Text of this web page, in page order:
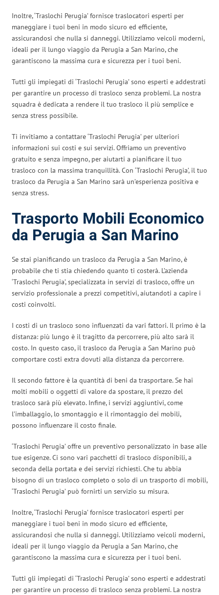
Inoltre, ‘Traslochi Perugia’ fornisce traslocatori esperti per
maneggiare i tuoi beni in modo sicuro ed efficiente,
assicurandosi che nulla si danneggi. Utilizziamo veicoli moderni,
ideali per il lungo viaggio da Perugia a San Marino, che
garantiscono la massima cura e sicurezza per i tuoi beni.
Tutti gli impiegati di ‘Traslochi Perugia’ sono esperti e addestrati
per garantire un processo di trasloco senza problemi. La nostra
squadra è dedicata a rendere il tuo trasloco il più semplice e
senza stress possibile.
Ti invitiamo a contattare ‘Traslochi Perugia’ per ulteriori
informazioni sui costi e sui servizi. Offriamo un preventivo
gratuito e senza impegno, per aiutarti a pianificare il tuo
trasloco con la massima tranquillità. Con ‘Traslochi Perugia’, il tuo
trasloco da Perugia a San Marino sarà un’esperienza positiva e
senza stress.
Trasporto Mobili Economico
da Perugia a San Marino
Se stai pianificando un trasloco da Perugia a San Marino, è
probabile che ti stia chiedendo quanto ti costerà. L’azienda
‘Traslochi Perugia’, specializzata in servizi di trasloco, offre un
servizio professionale a prezzi competitivi, aiutandoti a capire i
costi coinvolti.
I costi di un trasloco sono influenzati da vari fattori. Il primo è la
distanza: più lungo è il tragitto da percorrere, più alto sarà il
costo. In questo caso, il trasloco da Perugia a San Marino può
comportare costi extra dovuti alla distanza da percorrere.
Il secondo fattore è la quantità di beni da trasportare. Se hai
molti mobili o oggetti di valore da spostare, il prezzo del
trasloco sarà più elevato. Infine, i servizi aggiuntivi, come
l’imballaggio, lo smontaggio e il rimontaggio dei mobili,
possono influenzare il costo finale.
‘Traslochi Perugia’ offre un preventivo personalizzato in base alle
tue esigenze. Ci sono vari pacchetti di trasloco disponibili, a
seconda della portata e dei servizi richiesti. Che tu abbia
bisogno di un trasloco completo o solo di un trasporto di mobili,
‘Traslochi Perugia’ può fornirti un servizio su misura.
Inoltre, ‘Traslochi Perugia’ fornisce traslocatori esperti per
maneggiare i tuoi beni in modo sicuro ed efficiente,
assicurandosi che nulla si danneggi. Utilizziamo veicoli moderni,
ideali per il lungo viaggio da Perugia a San Marino, che
garantiscono la massima cura e sicurezza per i tuoi beni.
Tutti gli impiegati di ‘Traslochi Perugia’ sono esperti e addestrati
per garantire un processo di trasloco senza problemi. La nostra